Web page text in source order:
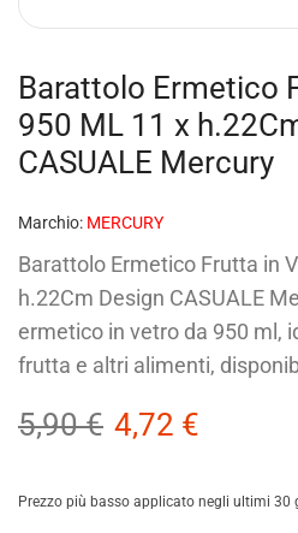
Barattolo Ermetico
950 ML 11 x
CASUALE Mercury
Marchio: MERCURY
Barattolo Ermetico Frutta in
h.22Cm Design CASUALE
ermetico in vetro da 950 ml,
frutta e altri alimenti,
5,90€ 4,72 €
Prezzo più basso applicato negli ultimi 30